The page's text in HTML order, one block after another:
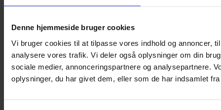
Denne hjemmeside bruger cookies
Vi bruger cookies til at tilpasse vores indhold og annoncer,
analysere vores trafik. Vi deler også oplysninger om din
sociale medier, annonceringspartnere og analysepartnere.
oplysninger, du har givet dem, eller som de har indsamlet
Hvis du bøvler med noget eller ønsker ny inspiration, så skriv til
mig,eller kom forbi butikken på Vestergade 12 i Tønder. Så hjælper
jeg dig på vej.
Vestergade 12 6270, Tønder